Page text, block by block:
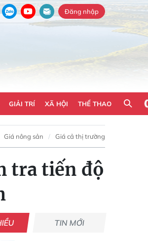
Đăng nhập
GIẢI TRÍ XÃ HỘI THỂ THAO
Giá nông sản Giá cả thị trường
tra tiến độ
TIN MỚI